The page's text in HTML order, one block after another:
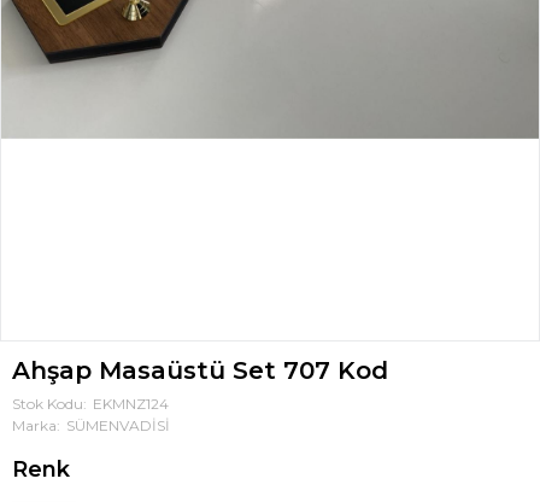
Ahşap Masaüstü Set 707 Kod
Stok Kodu
EKMNZ124
Marka
SÜMENVADİSİ
Renk